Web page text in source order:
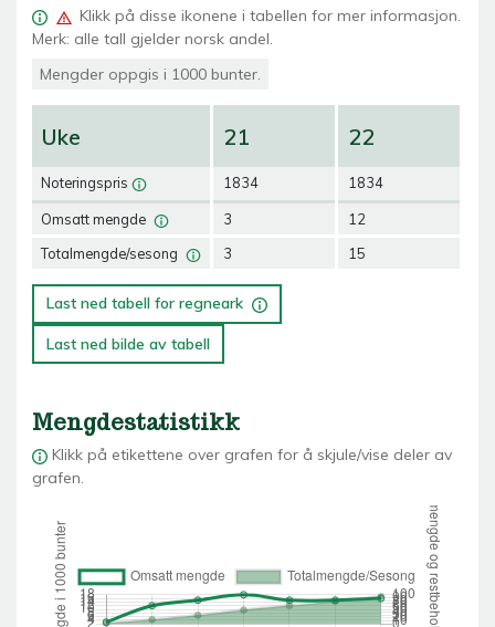
Klikk på disse ikonene i tabellen for mer informasjon.
Merk: alle tall gjelder norsk andel.
Mengder oppgis i 1000 bunter.
Uke
Noteringspris
Omsatt mengde
Totalmengde/sesong
21
1834
3
3
22
1834
12
15
Last ned tabell for regneark
Last ned bilde av tabell
Mengdestatistikk
Klikk på etikettene over grafen for å skjule/vise deler av
grafen.